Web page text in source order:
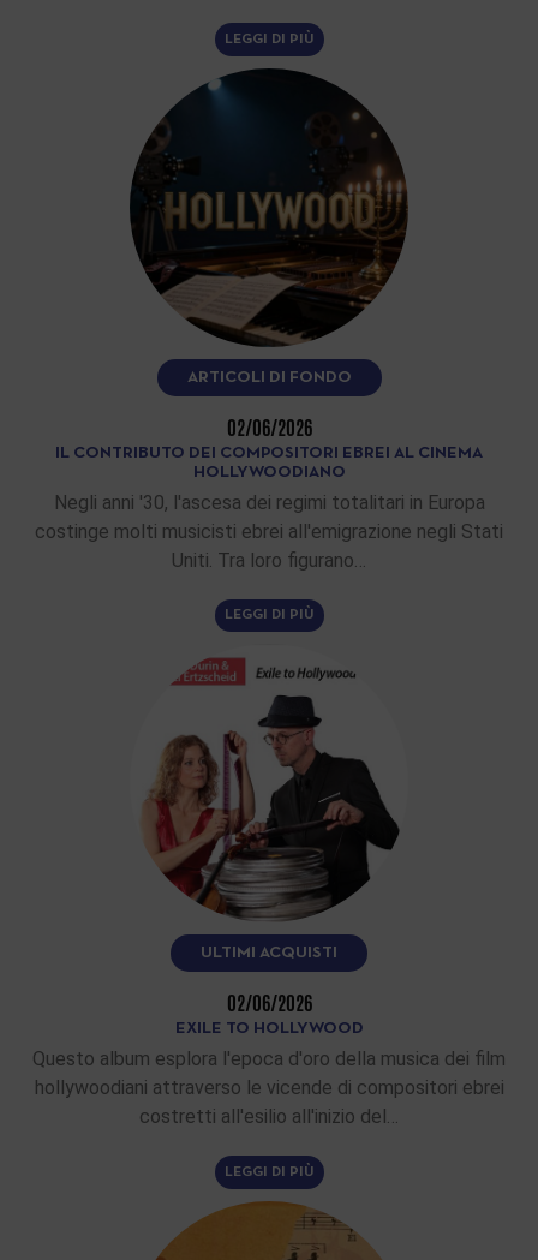
LEGGI DI PIÙ
ARTICOLI DI FONDO
02/06/2026
IL CONTRIBUTO DEI COMPOSITORI EBREI AL CINEMA
HOLLYWOODIANO
Negli anni '30, l'ascesa dei regimi totalitari in Europa
costinge molti musicisti ebrei all'emigrazione negli Stati
Uniti. Tra loro figurano…
LEGGI DI PIÙ
ULTIMI ACQUISTI
02/06/2026
EXILE TO HOLLYWOOD
Questo album esplora l'epoca d'oro della musica dei film
hollywoodiani attraverso le vicende di compositori ebrei
costretti all'esilio all'inizio del…
LEGGI DI PIÙ